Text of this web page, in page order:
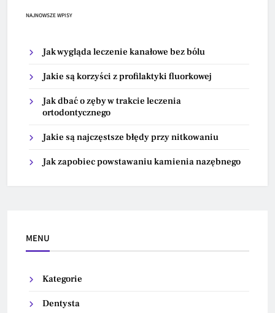
NAJNOWSZE WPISY
Jak wygląda leczenie kanałowe bez bólu
Jakie są korzyści z profilaktyki fluorkowej
Jak dbać o zęby w trakcie leczenia
ortodontycznego
Jakie są najczęstsze błędy przy nitkowaniu
Jak zapobiec powstawaniu kamienia nazębnego
MENU
Kategorie
Dentysta